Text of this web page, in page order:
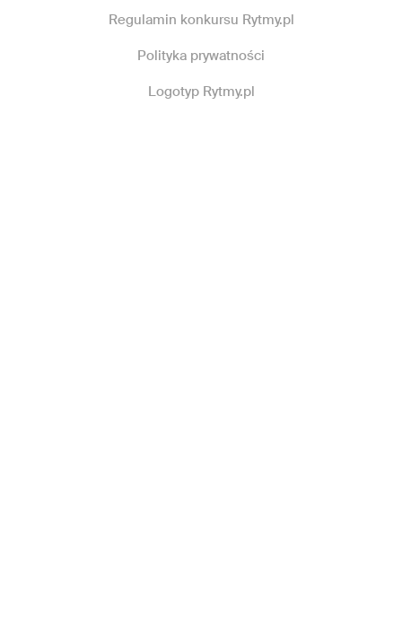
Regulamin konkursu Rytmy.pl
Polityka prywatności
Logotyp Rytmy.pl